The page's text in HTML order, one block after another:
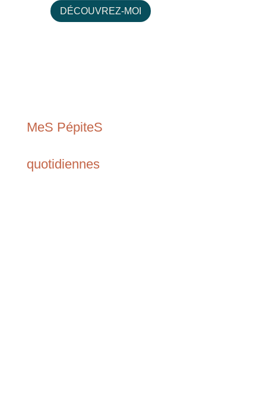
DÉCOUVREZ-MOI
MeS PépiteS
quotidiennes